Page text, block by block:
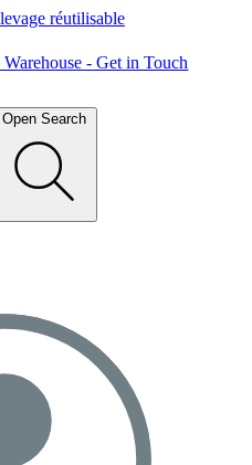
réutilisable
- Get in Touch
Open Search